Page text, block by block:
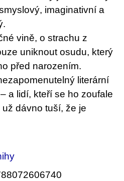
imaginativní a
vině, o strachu z
uniknout osudu, který
před narozením.
literární
a lidí, kteří se ho zoufale
dávno tuší, že je